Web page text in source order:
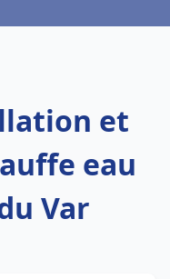
et
eau
Var